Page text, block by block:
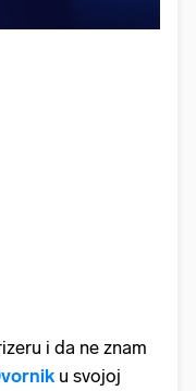
i da ne znam
u svojoj